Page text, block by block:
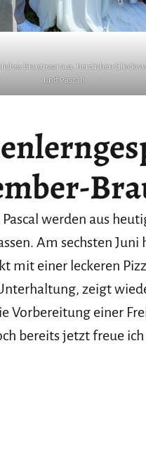
Brautpaar aus, herzlichen
und Pascal!
werden aus
Am sechsten
mit einer leckeren
zeigt
Vorbereitung einer
bereits jetzt freue